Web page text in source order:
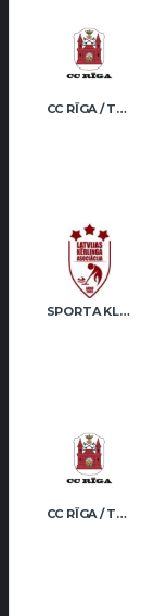
CC RĪGA / TRUKŠĀNS
SPORTA KLUBS “OB” / REGŽA
CC RĪGA / TRUKŠĀNS